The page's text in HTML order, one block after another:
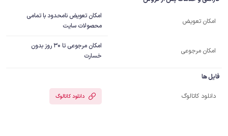
امکان تعویض
امکان تعویض نامحدود با تمامی
محصولات سایت
امکان مرجوعی
امکان مرجوعی تا 30 روز بدون
خسارت
فایل ها
دانلود کاتالوگ دانلود کاتالوگ